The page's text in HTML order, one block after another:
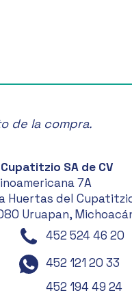
de la compra.
SA de CV
7A
Huertas del
Uruapan,
452 524 46 20
452 121 20 33
452 194 49 24